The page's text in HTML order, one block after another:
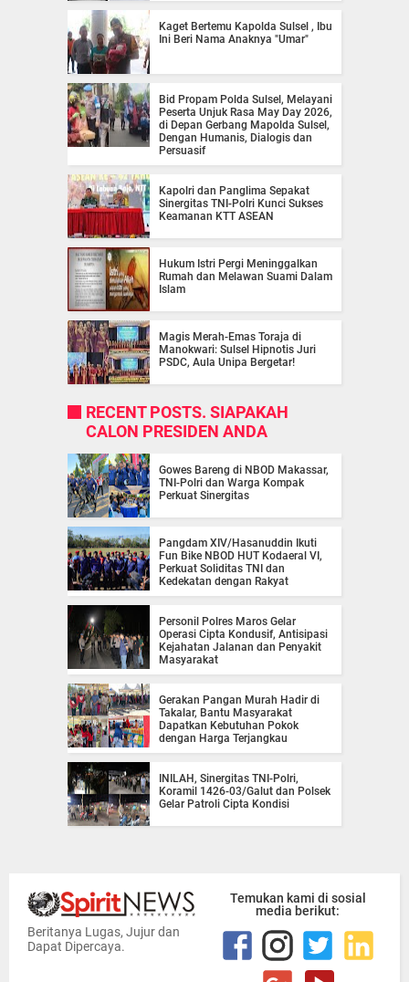
Kaget Bertemu Kapolda Sulsel , Ibu
Ini Beri Nama Anaknya "Umar"
Bid Propam Polda Sulsel, Melayani
Peserta Unjuk Rasa May Day 2026,
di Depan Gerbang Mapolda Sulsel,
Dengan Humanis, Dialogis dan
Persuasif
Kapolri dan Panglima Sepakat
Sinergitas TNI-Polri Kunci Sukses
Keamanan KTT ASEAN
Hukum Istri Pergi Meninggalkan
Rumah dan Melawan Suami Dalam
Islam
Magis Merah-Emas Toraja di
Manokwari: Sulsel Hipnotis Juri
PSDC, Aula Unipa Bergetar!
RECENT POSTS. SIAPAKAH
CALON PRESIDEN ANDA
Gowes Bareng di NBOD Makassar,
TNI-Polri dan Warga Kompak
Perkuat Sinergitas
Pangdam XIV/Hasanuddin Ikuti
Fun Bike NBOD HUT Kodaeral VI,
Perkuat Soliditas TNI dan
Kedekatan dengan Rakyat
Personil Polres Maros Gelar
Operasi Cipta Kondusif, Antisipasi
Kejahatan Jalanan dan Penyakit
Masyarakat
Gerakan Pangan Murah Hadir di
Takalar, Bantu Masyarakat
Dapatkan Kebutuhan Pokok
dengan Harga Terjangkau
INILAH, Sinergitas TNI-Polri,
Koramil 1426-03/Galut dan Polsek
Gelar Patroli Cipta Kondisi
Beritanya Lugas, Jujur dan
Dapat Dipercaya.
Temukan kami di sosial
media berikut: